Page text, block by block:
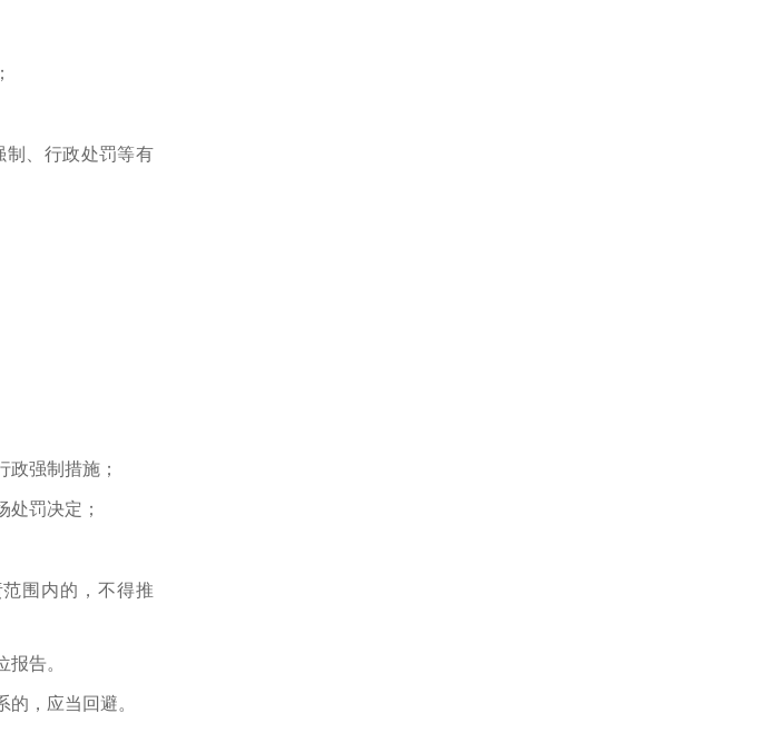
、行政处罚等有
强制措施；
罚决定；
围内的，不得推
告。
，应当回避。